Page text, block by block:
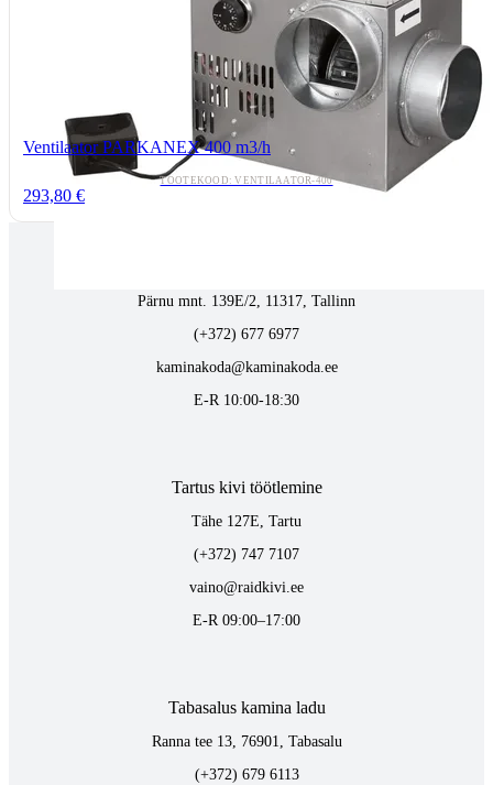
Ventilaator PARKANEX 400 m3/h
TOOTEKOOD: VENTILAATOR-400
293,80 €
Pärnu mnt. 139E/2, 11317, Tallinn
(+372) 677 6977
kaminakoda@kaminakoda.ee
E-R 10:00-18:30
Tartus kivi töötlemine
Tähe 127E, Tartu
(+372) 747 7107
vaino@raidkivi.ee
E-R 09:00–17:00
Tabasalus kamina ladu
Ranna tee 13, 76901, Tabasalu
(+372) 679 6113